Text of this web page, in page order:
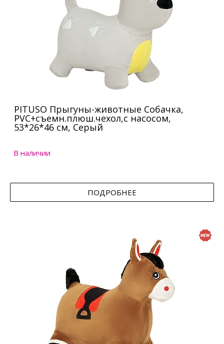
PITUSO Прыгуны-животные Собачка,
PVC+съемн.плюш.чехол,с насосом,
53*26*46 см, Серый
В наличии
ПОДРОБНЕЕ